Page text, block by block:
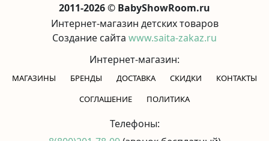
2011-2026 © BabyShowRoom.ru
Интернет-магазин детских товаров
Создание сайта www.saita-zakaz.ru
Интернет-магазин:
МАГАЗИНЫ БРЕНДЫ ДОСТАВКА СКИДКИ
КОНТАКТЫ
CОГЛАШЕНИЕ
ПОЛИТИКА
Телефоны: